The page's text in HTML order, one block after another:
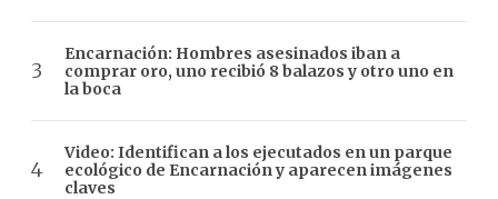
Encarnación: Hombres asesinados iban a
comprar oro, uno recibió 8 balazos y otro uno en
la boca
Video: Identifican a los ejecutados en un parque
ecológico de Encarnación y aparecen imágenes
claves